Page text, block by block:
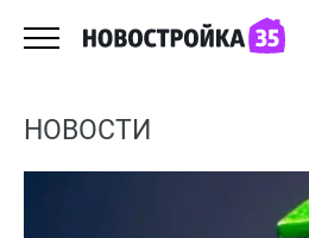
НОВОСТИ